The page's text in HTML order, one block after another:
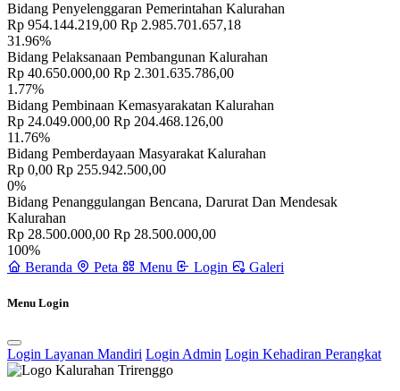
Bidang Penyelenggaran Pemerintahan Kalurahan
Rp 954.144.219,00 Rp 2.985.701.657,18
31.96%
Bidang Pelaksanaan Pembangunan Kalurahan
Rp 40.650.000,00 Rp 2.301.635.786,00
1.77%
Bidang Pembinaan Kemasyarakatan Kalurahan
Rp 24.049.000,00 Rp 204.468.126,00
11.76%
Bidang Pemberdayaan Masyarakat Kalurahan
Rp 0,00 Rp 255.942.500,00
0%
Bidang Penanggulangan Bencana, Darurat Dan Mendesak
Kalurahan
Rp 28.500.000,00 Rp 28.500.000,00
100%
Beranda
Peta Menu Login Galeri
Menu Login
Login Layanan Mandiri Login Admin Login Kehadiran Perangkat